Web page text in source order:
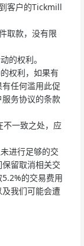
客户的Tickmill
取款，没有限
的权利。
权利，如果有
任何滥用此促
务协议的条款
不一致之处，应
进行足够的交
留取消相关交
的交易费用
及我们可能会遭